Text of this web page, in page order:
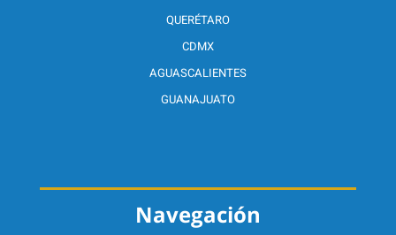
Navegación
QUERÉTARO
CDMX
AGUASCALIENTES
GUANAJUATO